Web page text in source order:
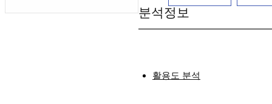
분석정보
활용도 분석